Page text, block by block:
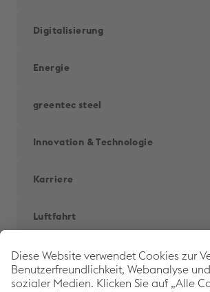
Digitalisierung
Energie
greentec steel
Innovation & Techno­logie
Karriere
Luftfahrt
Menschen im Fokus